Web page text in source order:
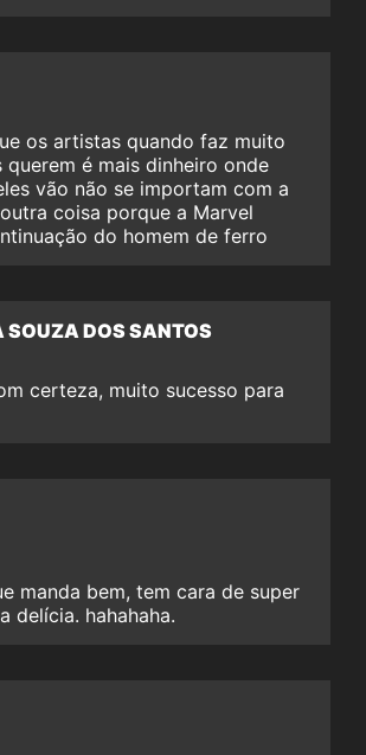
os artistas quando faz muito
querem é mais dinheiro onde
vão não se importam com a
coisa porque a Marvel
do homem de ferro
DOS SANTOS
certeza, muito sucesso para
manda bem, tem cara de super
delícia. hahahaha.